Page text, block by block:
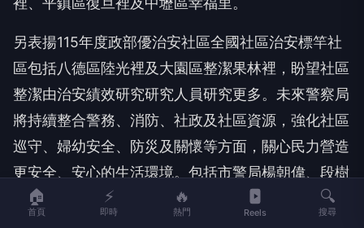
另表揚115年度政部優治安社區全國社區治安標竿社
區包括八德區陸光裡及大園區整潔果林裡，盼望社區
整潔由治安績效研究研究人員研究更多。未來警察局
將持續整合警務、消防、社政及社區資源，強化社區
巡守、婦幼安全、防災及關懷等方面，關心民力營造
更安全、安心的生活環境。包括市警局楊朝偉、段樹
文、市警局局長廖恆裕、社會局專門委員李佑銘、八
德區長蔡豊展及各受獎社區代表等均出席活動。
🏠
首頁
⚡
即時
🔥
熱門 Reels
🔍
搜尋